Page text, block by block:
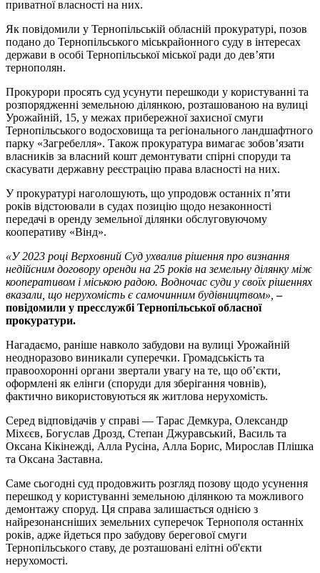
приватної власності на них.
Як повідомили у Тернопільській обласній прокуратурі, позов
подано до Тернопільського міськрайонного суду в інтересах
держави в особі Тернопільської міської ради до дев’яти
тернополян.
Прокурори просять суд усунути перешкоди у користуванні та
розпорядженні земельною ділянкою, розташованою на вулиці
Урожайній, 15, у межах прибережної захисної смуги
Тернопільського водосховища та регіонального ландшафтного
парку «Загребелля». Також прокуратура вимагає зобов’язати
власників за власний кошт демонтувати спірні споруди та
скасувати державну реєстрацію права власності на них.
У прокуратурі наголошують, що упродовж останніх п’яти
років відстоювали в судах позицію щодо незаконності
передачі в оренду земельної ділянки обслуговуючому
кооперативу «Вінд».
«У 2023 році Верховний Суд ухвалив рішення про визнання
недійсним договору оренди на 25 років на земельну ділянку між
кооперативом і міською радою. Водночас суди у своїх рішеннях
вказали, що нерухомість є самочинним будівництвом», –
повідомили у пресслужбі Тернопільської обласної
прокуратури.
Нагадаємо, раніше навколо забудови на вулиці Урожайній
неодноразово виникали суперечки. Громадськість та
правоохоронні органи звертали увагу на те, що об’єкти,
оформлені як елінги (споруди для зберігання човнів),
фактично використовуються як житлова нерухомість.
Серед відповідачів у справі — Тарас Демкура, Олександр
Міхєєв, Богуслав Дрозд, Степан Джуравський, Василь та
Оксана Кікінежді, Алла Русіна, Алла Борис, Мирослав Плішка
та Оксана Заставна.
Саме сьогодні суд продовжить розгляд позову щодо усунення
перешкод у користуванні земельною ділянкою та можливого
демонтажу споруд. Ця справа залишається однією з
найрезонансніших земельних суперечок Тернополя останніх
років, адже йдеться про забудову берегової смуги
Тернопільського ставу, де розташовані елітні об'єкти
нерухомості.